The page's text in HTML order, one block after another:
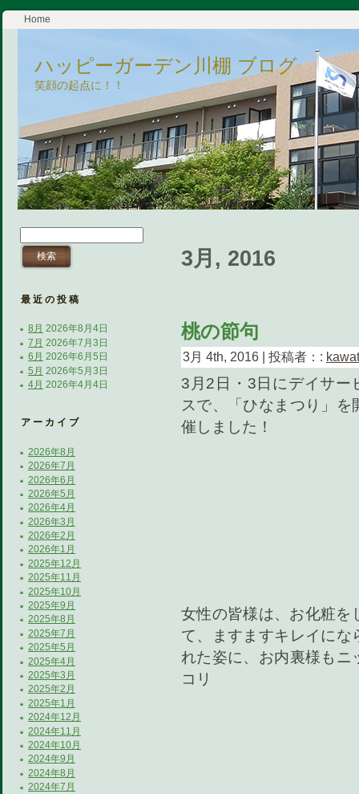
Home
ハッピーガーデン川棚 ブログ
笑顔の起点に！！
最近の投稿
8月 2026年8月4日
7月 2026年7月3日
6月 2026年6月5日
5月 2026年5月3日
4月 2026年4月4日
アーカイブ
2026年8月
2026年7月
2026年6月
2026年5月
2026年4月
2026年3月
2026年2月
2026年1月
2025年12月
2025年11月
2025年10月
2025年9月
2025年8月
2025年7月
2025年5月
2025年4月
2025年3月
2025年2月
2025年1月
2024年12月
2024年11月
2024年10月
2024年9月
2024年8月
2024年7月
3月, 2016
桃の節句
3月 4th, 2016 | 投稿者：:
3月2日・3日にデイサー
スで、「ひなまつり」を
催しました！
女性の皆様は、お化粧を
て、ますますキレイにな
れた姿に、お内裏様もニ
コリ